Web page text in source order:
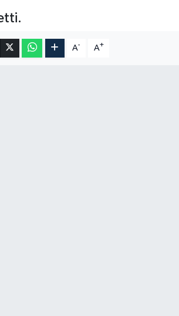
A- A+